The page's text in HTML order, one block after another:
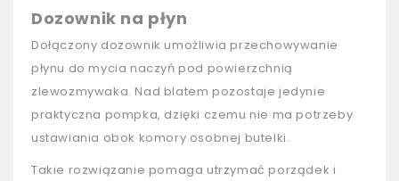
Dozownik na płyn
Dołączony dozownik umożliwia przechowywanie
płynu do mycia naczyń pod powierzchnią
zlewozmywaka. Nad blatem pozostaje jedynie
praktyczna pompka, dzięki czemu nie ma potrzeby
ustawiania obok komory osobnej butelki.
Takie rozwiązanie pomaga utrzymać porządek i